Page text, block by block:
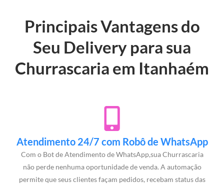
Principais Vantagens do
Seu Delivery para sua
Churrascaria em Itanhaém
Atendimento 24/7 com Robô de WhatsApp
Com o Bot de Atendimento de WhatsApp,sua Churrascaria
não perde nenhuma oportunidade de venda. A automação
permite que seus clientes façam pedidos, recebam status das